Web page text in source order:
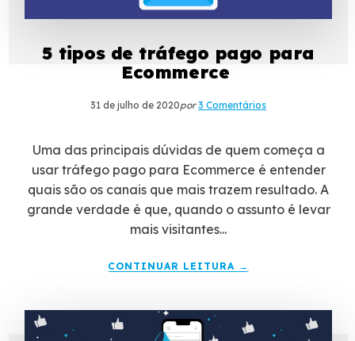
5 tipos de tráfego pago para
Ecommerce
31 de julho de 2020por 3 Comentários
Uma das principais dúvidas de quem começa a
usar tráfego pago para Ecommerce é entender
quais são os canais que mais trazem resultado. A
grande verdade é que, quando o assunto é levar
mais visitantes...
CONTINUAR LEITURA →